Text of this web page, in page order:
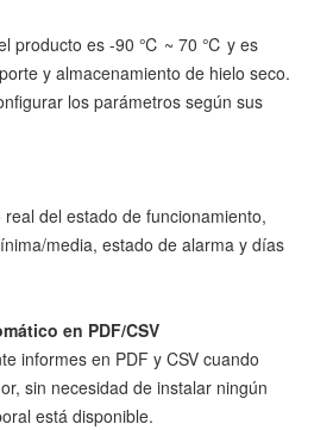
producto es -90 ℃ ~ 70 ℃ y es
y almacenamiento de hielo seco.
los parámetros según sus
del estado de funcionamiento,
media, estado de alarma y días
en PDF/CSV
informes en PDF y CSV cuando
sin necesidad de instalar ningún
está disponible.